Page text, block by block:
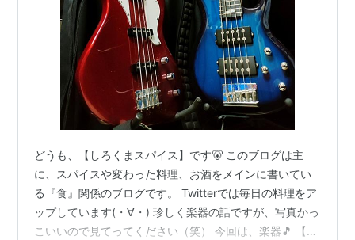
どうも、【しろくまスパイス】です🐻 このブログは主
に、スパイスや変わった料理、お酒をメインに書いてい
る『食』関係のブログです。 Twitterでは毎日の料理をア
ップしています(・∀・) 珍しく楽器の話ですが、写真かっ
こいいので見てってください（笑） 今回は、楽器🎵 【五